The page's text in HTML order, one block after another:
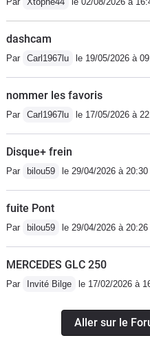
dashcam
Par Carl1967lu le 19/05/2026 à
nommer les favoris
Par Carl1967lu le 17/05/2026 à
Disque+ frein
Par bilou59 le 29/04/2026 à 20:30
fuite Pont
Par bilou59 le 29/04/2026 à 20:26
MERCEDES GLC 250
Par Invité Bilge le 17/02/2026 à
Aller sur le